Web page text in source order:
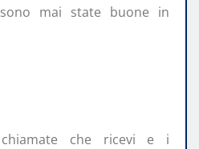
mai state buone in
che ricevi e i